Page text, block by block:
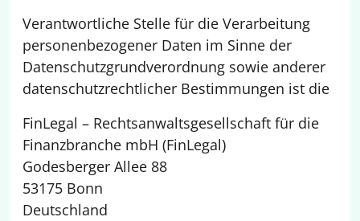
Verantwortliche Stelle für die Verarbeitung
personenbezogener Daten im Sinne der
Datenschutzgrundverordnung sowie anderer
datenschutzrechtlicher Bestimmungen ist die
FinLegal – Rechtsanwaltsgesellschaft für die
Finanzbranche mbH (FinLegal)
Godesberger Allee 88
53175 Bonn
Deutschland